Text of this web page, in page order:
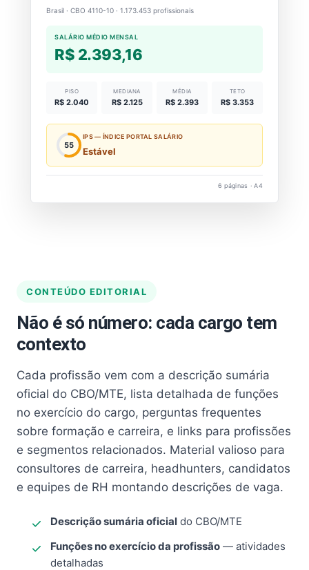
Brasil · CBO 4110-10 · 1.173.453 profissionais
SALÁRIO MÉDIO MENSAL
R$ 2.393,16
PISO
R$ 2.040
MEDIANA
R$ 2.125
MÉDIA
R$ 2.393
TETO
R$ 3.353
55
IPS — ÍNDICE PORTAL SALÁRIO
Estável
6 páginas · A4
CONTEÚDO EDITORIAL
Não é só número: cada cargo tem
contexto
Cada profissão vem com a descrição sumária
oficial do CBO/MTE, lista detalhada de funções
no exercício do cargo, perguntas frequentes
sobre formação e carreira, e links para profissões
e segmentos relacionados. Material valioso para
consultores de carreira, headhunters, candidatos
e equipes de RH montando descrições de vaga.
Descrição sumária oficial do CBO/MTE
Funções no exercício da profissão — atividades
detalhadas